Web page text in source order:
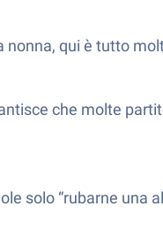
qui è tutto
che molte
solo “rubarne una